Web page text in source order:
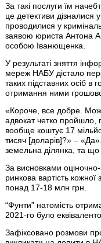
За такі послуги їм
це детективи дізналися
проводилися у
заявою юриста Антона
особою Іванющенка.
У результаті зняття
мереж НАБУ дістало
таких підставних осіб в
отримання ними
«Короче, все добре.
адвокат четко пройшло,
вообще коштує 17
тисяч [доларів]?» –
земельна ділянка, та
За висновками
ринкова вартість
понад 17-18 млн грн.
“Фунти” натомість
2021-го було
Зафіксовано розмови